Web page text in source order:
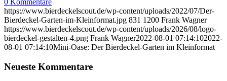
https://www.bierdeckelscout.de/wp-content/uploads/2022/07/Der-
Bierdeckel-Garten-im-Kleinformat.jpg 831 1200 Frank Wagner
https://www.bierdeckelscout.de/wp-content/uploads/2026/08/logo-
bierdeckel-gestalten-4.png Frank Wagner2022-08-01 07:14:102022-
08-01 07:14:10Mini-Oase: Der Bierdeckel-Garten im Kleinformat
Neueste Kommentare